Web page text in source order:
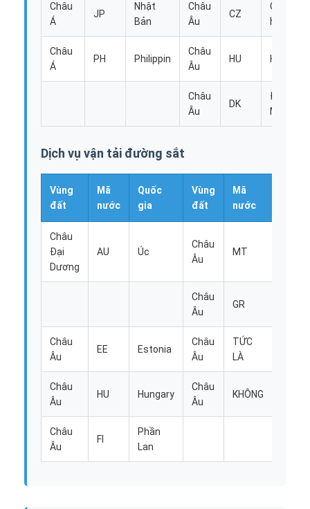
Châu
Á
JP
Nhật
Bản
Châu
Âu
CZ
Cộng
hòa Séc
Châu
Á
PH Philippin
Châu
Âu
HU Hungary
Châu
Âu
DK
Đan
Mạch
Dịch vụ vận tải đường sắt
Vùng
đất
Mã
nước
Quốc
gia
Vùng
đất
Mã
nước
Châu
Đại
Dương
AU Úc
Châu
Âu
MT
Châu
Âu
GR
Châu
Âu
EE Estonia
Châu
Âu
TỨC
LÀ
Châu
Âu
HU Hungary
Châu
Âu
KHÔNG
Châu
Âu
FI
Phần
Lan